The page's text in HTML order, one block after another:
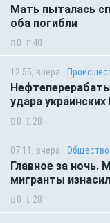
Мать пыталась
оба погибли
0 40
12:55, вчера
удара
0 28
07:11, вчера Общество
Главное за ночь.
мигранты
0 28